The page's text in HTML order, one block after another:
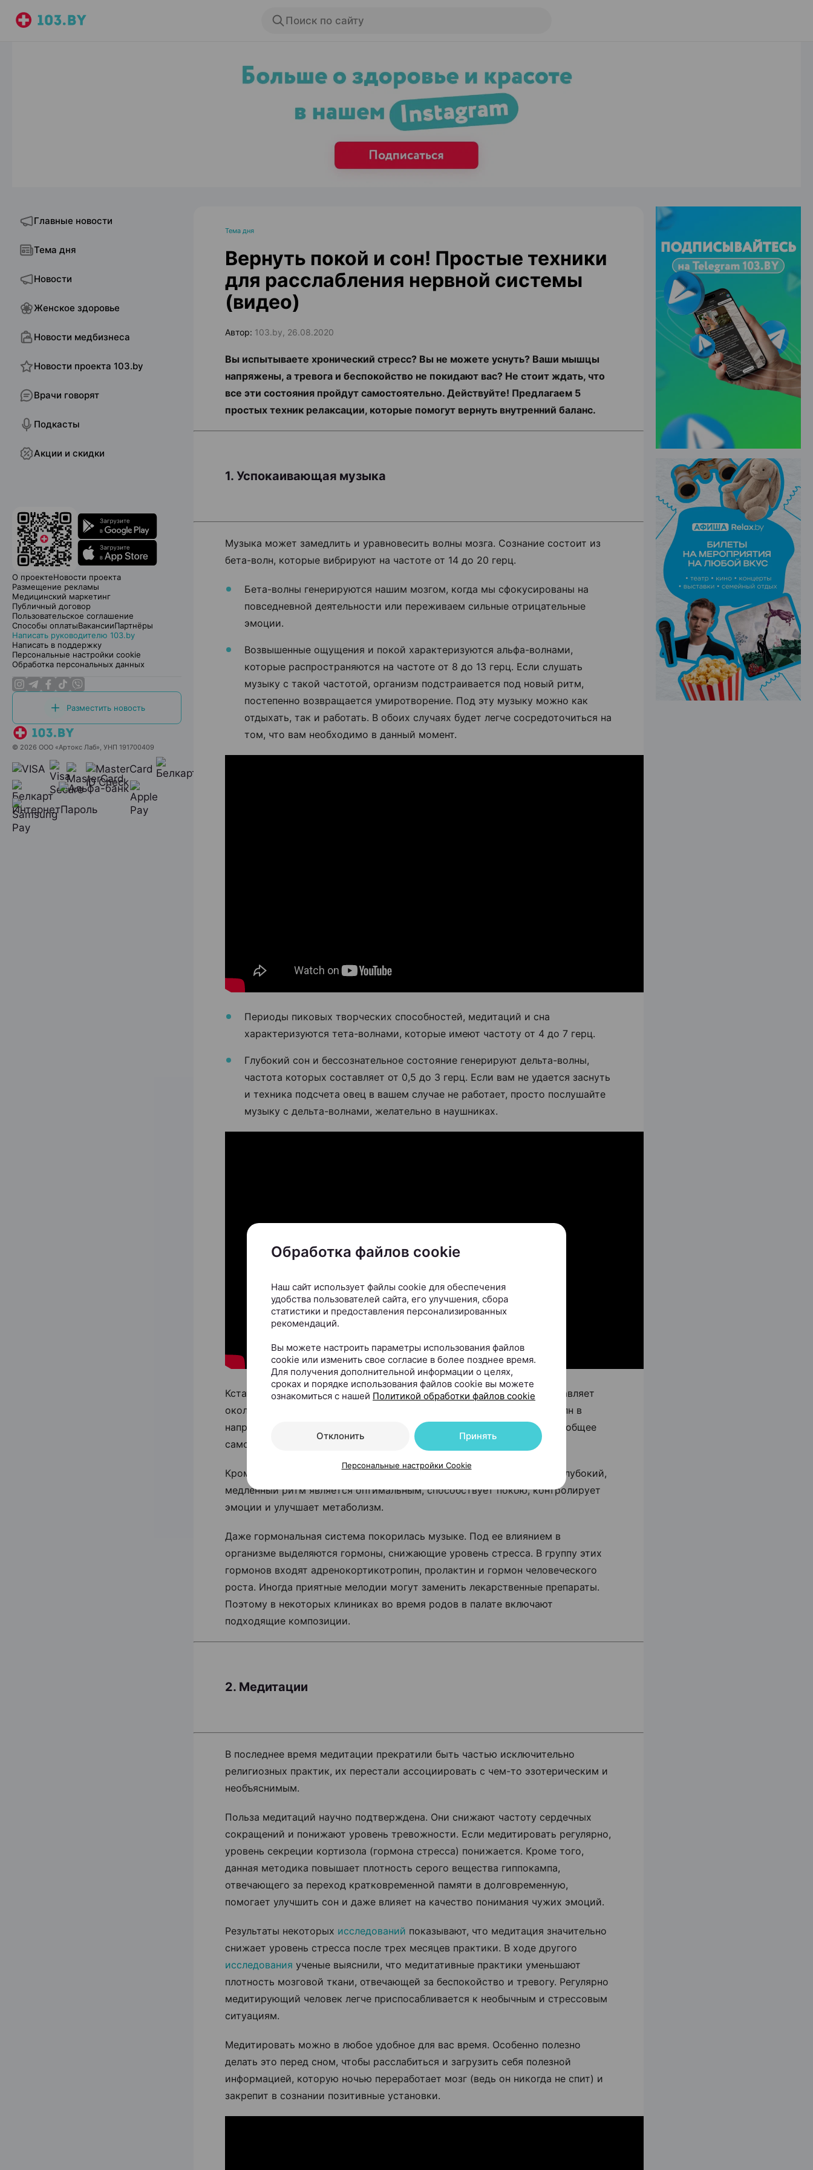
Поиск по сайту
ЭФФЕКТИВНАЯ РЕКЛАМА НА САЙТЕ
Главные новости
Тема дня
Новости
Женское здоровье
Новости медбизнеса
Новости проекта 103.by
Врачи говорят
Подкасты
Акции и скидки
О проектеНовости проекта
Размещение рекламы
Медицинский маркетинг
Публичный договор
Пользовательское соглашение
Способы оплатыВакансииПартнёры
Написать руководителю 103.by
Написать в поддержку
Персональные настройки cookie
Обработка персональных данных
Разместить новость
© 2026 ООО «Артокс Лаб», УНП 191700409
Тема дня
Вернуть покой и сон! Простые техники
для расслабления нервной системы
(видео)
Автор: 103.by, 26.08.2020
Вы испытываете хронический стресс? Вы не можете уснуть? Ваши мышцы
напряжены, а тревога и беспокойство не покидают вас? Не стоит ждать, что
все эти состояния пройдут самостоятельно. Действуйте! Предлагаем 5
простых техник релаксации, которые помогут вернуть внутренний баланс.
1. Успокаивающая музыка
Музыка может замедлить и уравновесить волны мозга. Сознание состоит из
бета-волн, которые вибрируют на частоте от 14 до 20 герц.
Бета-волны генерируются нашим мозгом, когда мы сфокусированы на
повседневной деятельности или переживаем сильные отрицательные
эмоции.
Возвышенные ощущения и покой характеризуются альфа-волнами,
которые распространяются на частоте от 8 до 13 герц. Если слушать
музыку с такой частотой, организм подстраивается под новый ритм,
постепенно возвращается умиротворение. Под эту музыку можно как
отдыхать, так и работать. В обоих случаях будет легче сосредоточиться на
том, что вам необходимо в данный момент.
Периоды пиковых творческих способностей, медитаций и сна
характеризуются тета-волнами, которые имеют частоту от 4 до 7 герц.
Глубокий сон и бессознательное состояние генерируют дельта-волны,
частота которых составляет от 0,5 до 3 герц. Если вам не удается заснуть
и техника подсчета овец в вашем случае не работает, просто послушайте
музыку с дельта-волнами, желательно в наушниках.
Кстати, поможет и обычная музыка. Композиции, ритм которых составляет
около 60 ударов в минуту, могут сдвинуть наше сознание от бета-волн в
направлении альфа-диапазона, успокаивая и улучшая таким образом общее
самочувствие.
Кроме того, спокойные мелодии выравнивают ритм дыхания. Более глубокий,
медленный ритм является оптимальным, способствует покою, контролирует
эмоции и улучшает метаболизм.
Даже гормональная система покорилась музыке. Под ее влиянием в
организме выделяются гормоны, снижающие уровень стресса. В группу этих
гормонов входят адренокортикотропин, пролактин и гормон человеческого
роста. Иногда приятные мелодии могут заменить лекарственные препараты.
Поэтому в некоторых клиниках во время родов в палате включают
подходящие композиции.
2. Медитации
В последнее время медитации прекратили быть частью исключительно
религиозных практик, их перестали ассоциировать с чем-то эзотерическим и
необъяснимым.
Польза медитаций научно подтверждена. Они снижают частоту сердечных
сокращений и понижают уровень тревожности. Если медитировать регулярно,
уровень секреции кортизола (гормона стресса) понижается. Кроме того,
данная методика повышает плотность серого вещества гиппокампа,
отвечающего за переход кратковременной памяти в долговременную,
помогает улучшить сон и даже влияет на качество понимания чужих эмоций.
Результаты некоторых исследований показывают, что медитация значительно
снижает уровень стресса после трех месяцев практики. В ходе другого
исследования ученые выяснили, что медитативные практики уменьшают
плотность мозговой ткани, отвечающей за беспокойство и тревогу. Регулярно
медитирующий человек легче приспосабливается к необычным и стрессовым
ситуациям.
Медитировать можно в любое удобное для вас время. Особенно полезно
делать это перед сном, чтобы расслабиться и загрузить себя полезной
информацией, которую ночью переработает мозг (ведь он никогда не спит) и
закрепит в сознании позитивные установки.
ЭФФЕКТИВНАЯ РЕКЛАМА НА САЙТЕ
ЭФФЕКТИВНАЯ РЕКЛАМА НА САЙТЕ
Обработка файлов cookie
Наш сайт использует файлы cookie для обеспечения
удобства пользователей сайта, его улучшения, сбора
статистики и предоставления персонализированных
рекомендаций.
Вы можете настроить параметры использования файлов
cookie или изменить свое согласие в более позднее время.
Для получения дополнительной информации о целях,
сроках и порядке использования файлов cookie вы можете
ознакомиться с нашей Политикой обработки файлов cookie
Отклонить Принять
Персональные настройки Cookie